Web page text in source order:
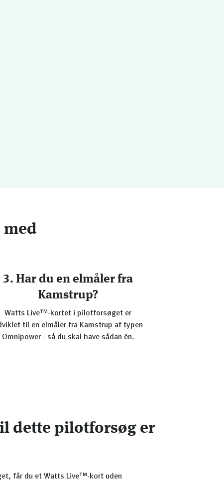
med
3. Har du en elmåler fra
Kamstrup?
Watts Live™-kortet i pilotforsøget er
til en elmåler fra Kamstrup af typen
Omnipower - så du skal have sådan én.
dette pilotforsøg er
får du et Watts Live™-kort uden